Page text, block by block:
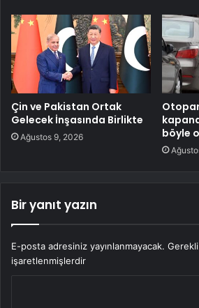
Çin ve Pakistan Ortak
Gelecek İnşasında Birlikte
Ağustos 9, 2026
böyle
Bir yanıt yazın
E-posta adresiniz yayınlanmayacak.
işaretlenmişlerdir